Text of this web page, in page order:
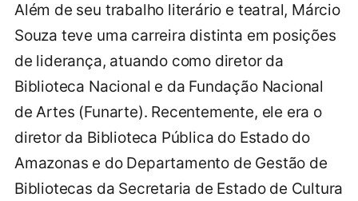
Além de seu trabalho literário e teatral, Márcio
Souza teve uma carreira distinta em posições
de liderança, atuando como diretor da
Biblioteca Nacional e da Fundação Nacional
de Artes (Funarte). Recentemente, ele era o
diretor da Biblioteca Pública do Estado do
Amazonas e do Departamento de Gestão de
Bibliotecas da Secretaria de Estado de Cultura